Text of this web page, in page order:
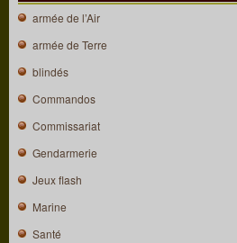
armée de l’Air
armée de Terre
blindés
Commandos
Commissariat
Gendarmerie
Jeux flash
Marine
Santé